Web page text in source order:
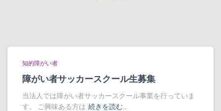
知的障がい者
障がい者サッカースクール生募集
当法人では障がい者サッカースクール事業を行っていま
す。 ご興味ある方は 続きを読む…